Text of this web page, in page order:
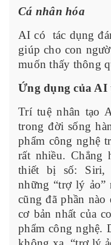
Cá nhân hóa
AI có tác dụng
giúp cho con
muốn thấy thông
Ứng dụng của AI
Trí tuệ nhân tạo
trong đời sống
phẩm công nghệ
rất nhiều. Chẳng
thiết bị số: Siri,
những “trợ lý ảo”
cũng đã phần nào
cơ bản nhất của
phẩm công nghệ.